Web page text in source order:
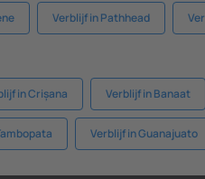
Verblijf in Pathhead
in Crișana Verblijf in Banaat
Verblijf in Guanajuato